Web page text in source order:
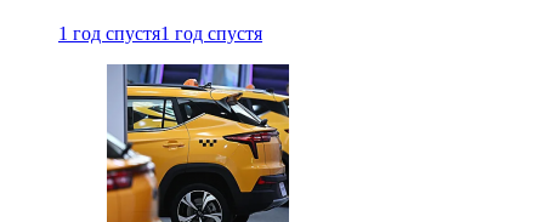
1 год спустя1 год спустя